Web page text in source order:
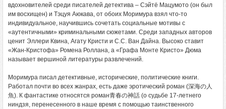
вдохновителей среди писателей детектива – Сэйтё Мацумото (он был
им восхищен) и Тэцуя Аюкава, от обоих Моримура взял что-то
индивидуальное, научившись сочетать социальные мотивы с
«аутентичными» криминальными сюжетами. Среди западных авторов
ценит Эллери Квина, Агату Кристи и С.С. Ван Дайна. Высоко ставит
«Жан-Кристофа» Ромена Роллана, а «Графа Монте Кристо» Дюма
называет вершиной литературы развлечений.
Моримура писал детективные, исторические, политические книги.
Работал почти во всех жанрах, есть даже эротический роман (深海の人
魚). К фантастике относятся роман青春の神話 (о судьбе 17-летнего
ниндзя, перенесенного в наше время с помощью таинственного